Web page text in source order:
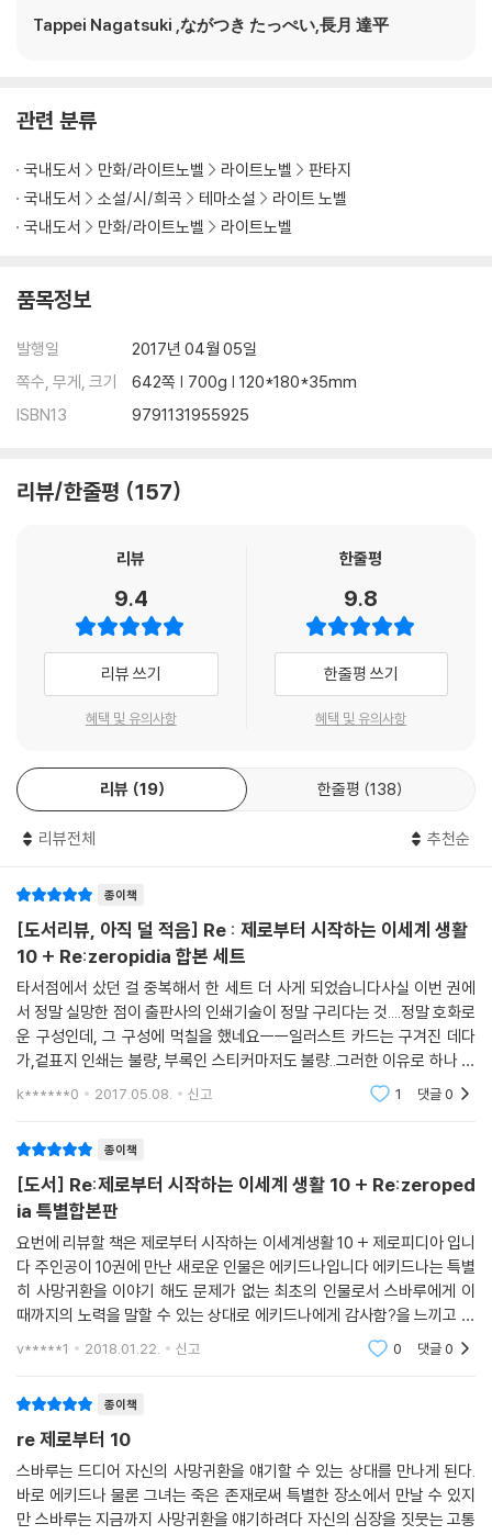
Tappei Nagatsuki ,ながつき たっぺい,長月 達平
관련 분류
국내도서 만화/라이트노벨 라이트노벨
판타지
국내도서
소설/시/희곡 테마소설
라이트 노벨
국내도서
만화/라이트노벨 라이트노벨
품목정보
발행일
2017년 04월 05일
쪽수, 무게, 크기
642쪽 | 700g | 120*180*35mm
ISBN13
9791131955925
리뷰/한줄평 157
리뷰
9.4
리뷰 쓰기
혜택 및 유의사항
한줄평
9.8
한줄평 쓰기
혜택 및 유의사항
리뷰 19 한줄평 138
리뷰전체 추천순
종이책
[도서리뷰, 아직 덜 적음] Re : 제로부터 시작하는 이세계 생활
10 + Re:zeropidia 합본 세트
타서점에서 샀던 걸 중복해서 한 세트 더 사게 되었습니다사실 이번 권에
서 정말 실망한 점이 출판사의 인쇄기술이 정말 구리다는 것....정말 호화로
운 구성인데, 그 구성에 먹칠을 했네요ㅡㅡ일러스트 카드는 구겨진 데다
가,겉표지 인쇄는 불량, 부록인 스티커마저도 불량..그러한 이유로 하나 더
사게 된 책입니다예스24에 뭐라고 할 게 아니라, 출판사에 뭐라 항의를 해
k******0 2017.05.08. 신고 1 댓글0
종이책
[도서] Re:제로부터 시작하는 이세계 생활 10 + Re:zeroped
ia 특별합본판
요번에 리뷰할 책은 제로부터 시작하는 이세계생활 10 + 제로피디아 입니
다 주인공이 10권에 만난 새로운 인물은 에키드나입니다 에키드나는 특별
히 사망귀환을 이야기 해도 문제가 없는 최초의 인물로서 스바루에게 이
때까지의 노력을 말할 수 있는 상대로 에키드나에게 감사함?을 느끼고 있
습니다 에키드나에게 왜 이야기를 해도 문제가 안되는 이유는 나중에 책을
v*****1 2018.01.22. 신고 0 댓글0
종이책
re 제로부터 10
스바루는 드디어 자신의 사망귀환을 얘기할 수 있는 상대를 만나게 된다.
바로 에키드나 물론 그녀는 죽은 존재로써 특별한 장소에서 만날 수 있지
만 스바루는 지금까지 사망귀환을 얘기하려다 자신의 심장을 짓뭇는 고통